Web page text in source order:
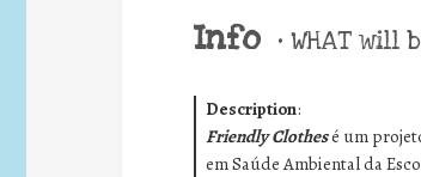
Info • WHAT will
Description:
Friendly Clothesé um
em Saúde Ambiental da